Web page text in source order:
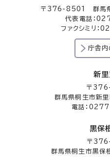
〒376-8501 群馬県
代表電話：
ファクシミリ
庁舎内
新
〒
群馬県桐生市新
電話：
黒保
〒
群馬県桐生市黒保